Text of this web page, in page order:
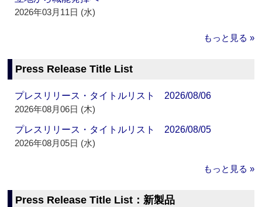
2026年03月11日 (水)
もっと見る »
Press Release Title List
プレスリリース・タイトルリスト 2026/08/06
2026年08月06日 (木)
プレスリリース・タイトルリスト 2026/08/05
2026年08月05日 (水)
もっと見る »
Press Release Title List：新製品